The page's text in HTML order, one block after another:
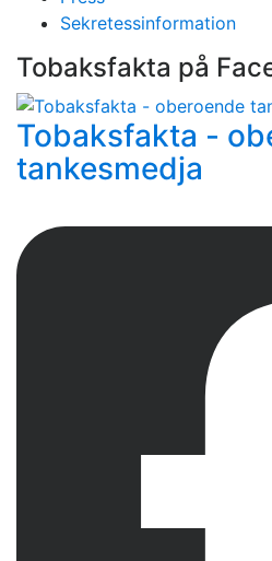
Sekretessinformation
Tobaksfakta på
Tobaksfakta -
tankesmedja